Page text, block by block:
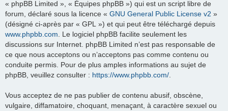
« phpBB Limited », « Équipes phpBB ») qui est un script libre de
forum, déclaré sous la licence « GNU General Public License v2 »
(désigné ci-après par « GPL ») et qui peut être téléchargé depuis
www.phpbb.com. Le logiciel phpBB facilite seulement les
discussions sur Internet. phpBB Limited n’est pas responsable de
ce que nous acceptons ou n’acceptons pas comme contenu ou
conduite permis. Pour de plus amples informations au sujet de
phpBB, veuillez consulter : https://www.phpbb.com/.
Vous acceptez de ne pas publier de contenu abusif, obscène,
vulgaire, diffamatoire, choquant, menaçant, à caractère sexuel ou